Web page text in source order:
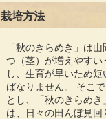
栽培方法
「秋のきらめき」は
つ（茎）が増えやす
し、生育が早いため
ばなりません。 そこ
とし、「秋のきらめ
は、日々の田んぼ見